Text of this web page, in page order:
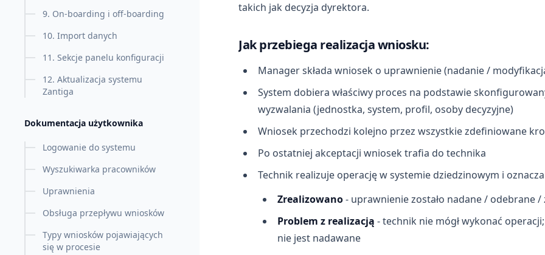
9. On-boarding i off-boarding
10. Import danych
11. Sekcje panelu konfiguracji
12. Aktualizacja systemu
Zantiga
Dokumentacja użytkownika
Logowanie do systemu
Wyszukiwarka pracowników
Uprawnienia
Obsługa przepływu wniosków
Typy wniosków pojawiających
się w procesie
takich jak decyzja dyrektora.
Jak przebiega realizacja wniosku:
Manager składa wniosek o uprawnienie (nadanie /
System dobiera właściwy proces na podstawie
wyzwalania (jednostka, system, profil, osoby decyzyjne)
Wniosek przechodzi kolejno przez wszystkie zdefiniowane
Po ostatniej akceptacji wniosek trafia do technika
Technik realizuje operację w systemie dziedzinowym i
Zrealizowano- uprawnienie zostało nadane / odebrane
Problem z realizacją - technik nie mógł wykonać
nie jest nadawane